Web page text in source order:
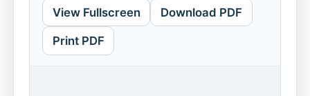
View Fullscreen Download PDF
Print PDF